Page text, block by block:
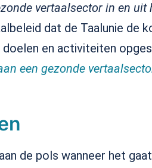
vertaalsector in en uit
dat de Taalunie de
en activiteiten
een gezonde
de pols wanneer het